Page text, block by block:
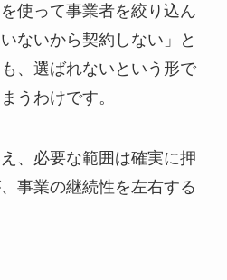
使って事業者を絞り込ん
ないから契約しない」と
、選ばれないという形で
うわけです。
、必要な範囲は確実に押
事業の継続性を左右する